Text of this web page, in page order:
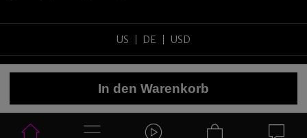
US DE USD
Copyright©2026tijneyewear.Alle Rechte vorbehalten.
Datenschutzrichtlinie Nutzungsbedingungen
In den Warenkorb